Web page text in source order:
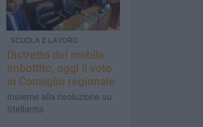
SCUOLA E LAVORO
Distretto del mobile
imbottito, oggi il voto
in Consiglio regionale
Insieme alla risoluzione su
Stellantis